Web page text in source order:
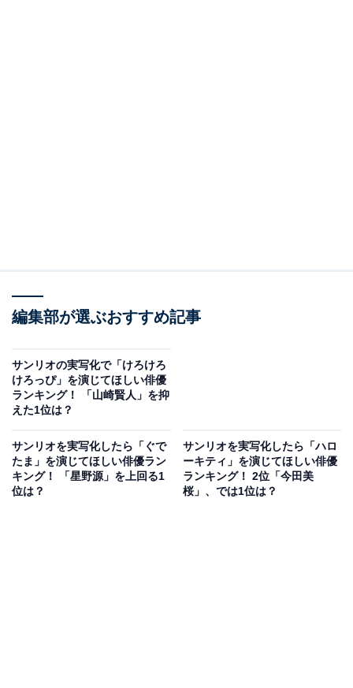
編集部が選ぶおすすめ記事
サンリオの実写化で「けろけろ
けろっぴ」を演じてほしい俳優
ランキング！ 「山崎賢人」を抑
えた1位は？
サンリオを実写化したら「ぐで
たま」を演じてほしい俳優ラン
キング！ 「星野源」を上回る1
位は？
サンリオを実写化したら「ハロ
ーキティ」を演じてほしい俳優
ランキング！ 2位「今田美
桜」、では1位は？